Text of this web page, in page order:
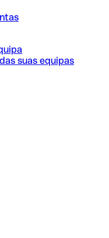
suas equipas